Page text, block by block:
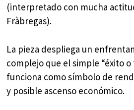
(interpretado con mucha
Fràbregas).
La pieza despliega un
complejo que el simple “éxito
funciona como símbolo de
y posible ascenso económico.